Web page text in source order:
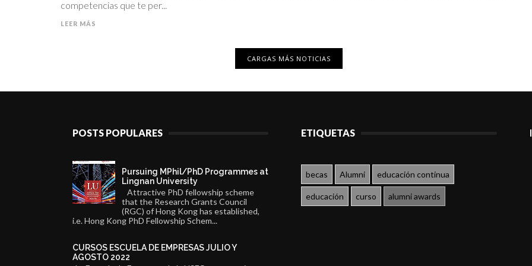
competencias que te per...
LEER MÁS
CARGAS MÁS NOTICIAS
POSTS POPULARES
Pursuing MPhil/PhD Programmes at
Lingnan University
Attractive PhD fellowship scheme
that the Research Grants Council
(RGC) of Hong Kong has established,
i.e. Hong Kong PhD Fellowship Schem...
CURSOS ESCUELA DE EMPRESAS JULIO Y
AGOSTO 2022
ETIQUETAS
becas Alumni educación continua
educación curso alumni awards